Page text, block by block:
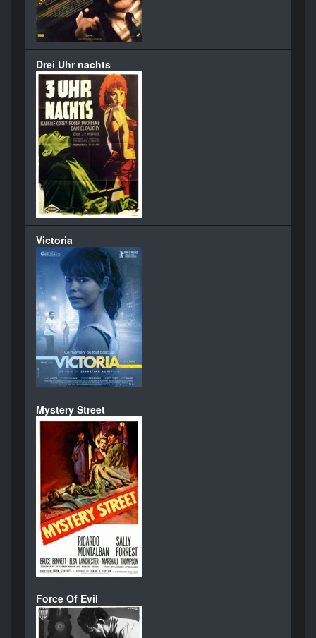
Drei Uhr nachts
Victoria
Mystery Street
Force Of Evil